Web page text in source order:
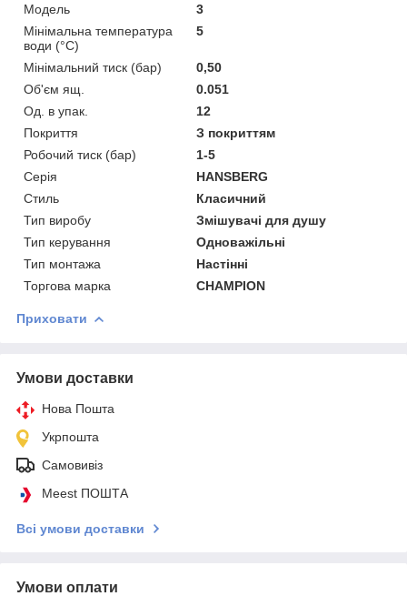
Мoдель
3
Мінімальна температура
води (°C)
5
Мінімальний тиск (бар)
0,50
Об'єм ящ.
0.051
Од. в упак.
12
Покриття
З покриттям
Робочий тиск (бар)
1-5
Серія
HANSBERG
Стиль
Класичний
Тип виробу
Змішувачі для душу
Тип керування
Одноважільні
Тип монтажа
Настінні
Торгова марка
CHAMPION
Приховати
Умови доставки
Нова Пошта
Укрпошта
Самовивіз
Meest ПОШТА
Всі умови доставки
Умови оплати